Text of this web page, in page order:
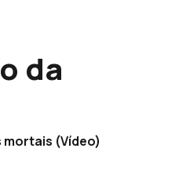
da
mortais (Vídeo)